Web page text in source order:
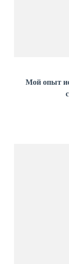
Мой опыт